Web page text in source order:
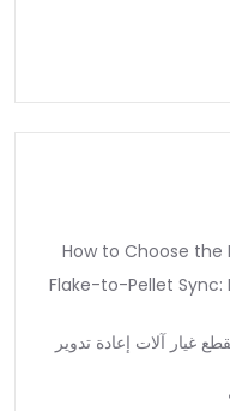
How to Choose the
Flake-to-Pellet Sync:
غيار آلات إعادة تدوير